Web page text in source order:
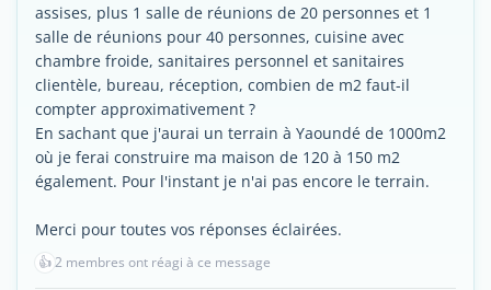
assises, plus 1 salle de réunions de 20 personnes et 1
salle de réunions pour 40 personnes, cuisine avec
chambre froide, sanitaires personnel et sanitaires
clientèle, bureau, réception, combien de m2 faut-il
compter approximativement ?
En sachant que j'aurai un terrain à Yaoundé de 1000m2
où je ferai construire ma maison de 120 à 150 m2
également. Pour l'instant je n'ai pas encore le terrain.
Merci pour toutes vos réponses éclairées.
👍2 membres ont réagi à ce message